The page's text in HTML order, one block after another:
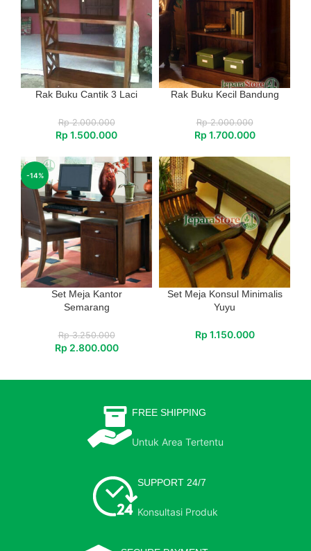
Rak Buku Cantik 3 Laci
Rp2.000.000
Rp 1.500.000
Rak Buku Kecil Bandung
Rp2.000.000
Rp 1.700.000
-14%
Set Meja Kantor
Semarang
Rp3.250.000
Rp 2.800.000
Set Meja Konsul Minimalis
Yuyu
Rp 1.150.000
FREE SHIPPING
Untuk Area Tertentu
SUPPORT 24/7
Konsultasi Produk